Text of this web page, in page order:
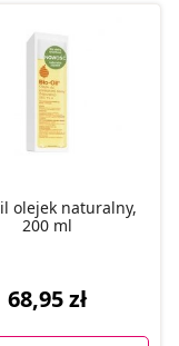
olejek naturalny,
200 ml
68,95 zł